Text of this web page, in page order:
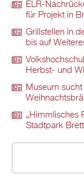
ELR-
für Projekt in
Grillstellen in
bis auf
Herbst- und
Museum
„Himmlisches
Stadtpark